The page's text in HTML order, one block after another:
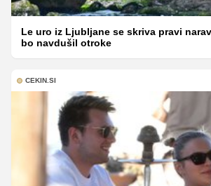
Le uro iz Ljubljane se skriva pravi
bo navdušil otroke
CEKIN.SI